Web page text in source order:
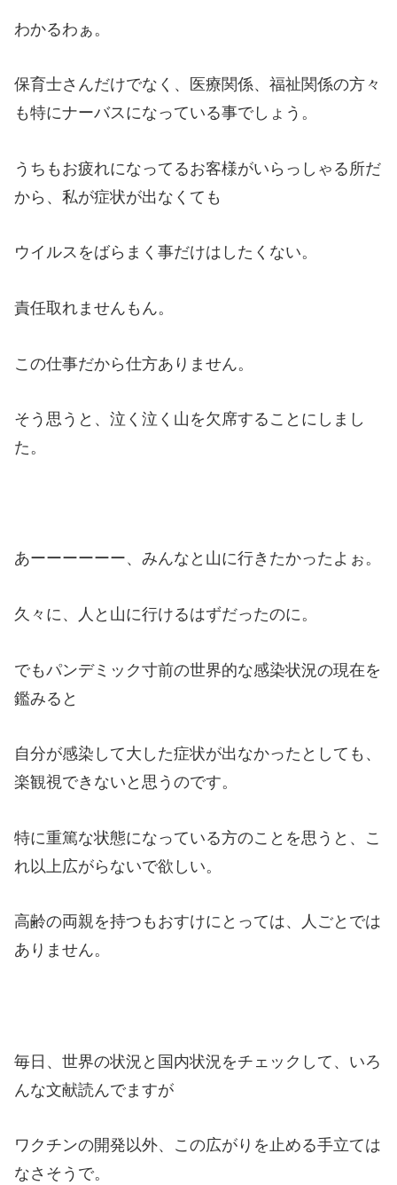
わかるわぁ。
保育士さんだけでなく、医療関係、福祉関係の方々
も特にナーバスになっている事でしょう。
うちもお疲れになってるお客様がいらっしゃる所だ
から、私が症状が出なくても
ウイルスをばらまく事だけはしたくない。
責任取れませんもん。
この仕事だから仕方ありません。
そう思うと、泣く泣く山を欠席することにしまし
た。
あーーーーーー、みんなと山に行きたかったよぉ。
久々に、人と山に行けるはずだったのに。
でもパンデミック寸前の世界的な感染状況の現在を
鑑みると
自分が感染して大した症状が出なかったとしても、
楽観視できないと思うのです。
特に重篤な状態になっている方のことを思うと、こ
れ以上広がらないで欲しい。
高齢の両親を持つもおすけにとっては、人ごとでは
ありません。
毎日、世界の状況と国内状況をチェックして、いろ
んな文献読んでますが
ワクチンの開発以外、この広がりを止める手立ては
なさそうで。